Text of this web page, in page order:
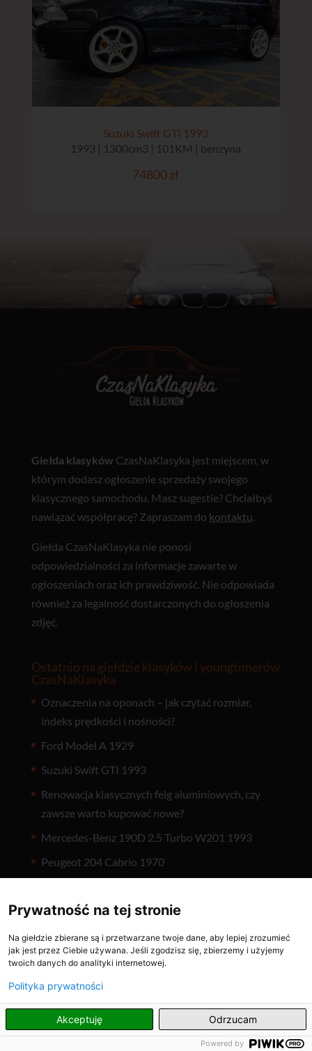
Suzuki Swift GTI 1993
1993 | 1300cm3 | 101KM | benzyna
74800 zł
Giełda klasyków CzasNaKlasyka jest miejscem, w
którym dodasz ogłoszenie sprzedaży swojego
klasycznego samochodu. Masz sugestie? Chciałbyś
nawiązać współpracę? Zapraszam do kontaktu.
Giełda CzasNaKlasyka nie ponosi
odpowiedzialności za informacje zawarte w
ogłoszeniach oraz ich prawdziwość. Nie odpowiada
również za legalność dostarczonych do ogłoszenia
zdjęć.
Ostatnio na giełdzie klasyków i youngtimerów
CzasNaKlasyka
Oznaczenia na oponach – jak czytać rozmiar,
indeks prędkości i nośności?
Ford Model A 1929
Suzuki Swift GTI 1993
Renowacja klasycznych felg aluminiowych, czy
zawsze warto kupować nowe?
Mercedes-Benz 190D 2.5 Turbo W201 1993
Peugeot 204 Cabrio 1970
7 rzeczy, które warto mieć w aucie przed długą
Czy Twój samochód jest gotowy na upały?
Sprawdź, zanim ruszysz w trasę
najpopularniejszych pułapek na turystów!
PL
Prywatność na tej stronie
Na giełdzie zbierane są i przetwarzane twoje dane, aby lepiej zrozumieć
jak jest przez Ciebie używana. Jeśli zgodzisz się, zbierzemy i użyjemy
twoich danych do analityki internetowej.
Polityka prywatności
Akceptuję Odrzucam
Powered by